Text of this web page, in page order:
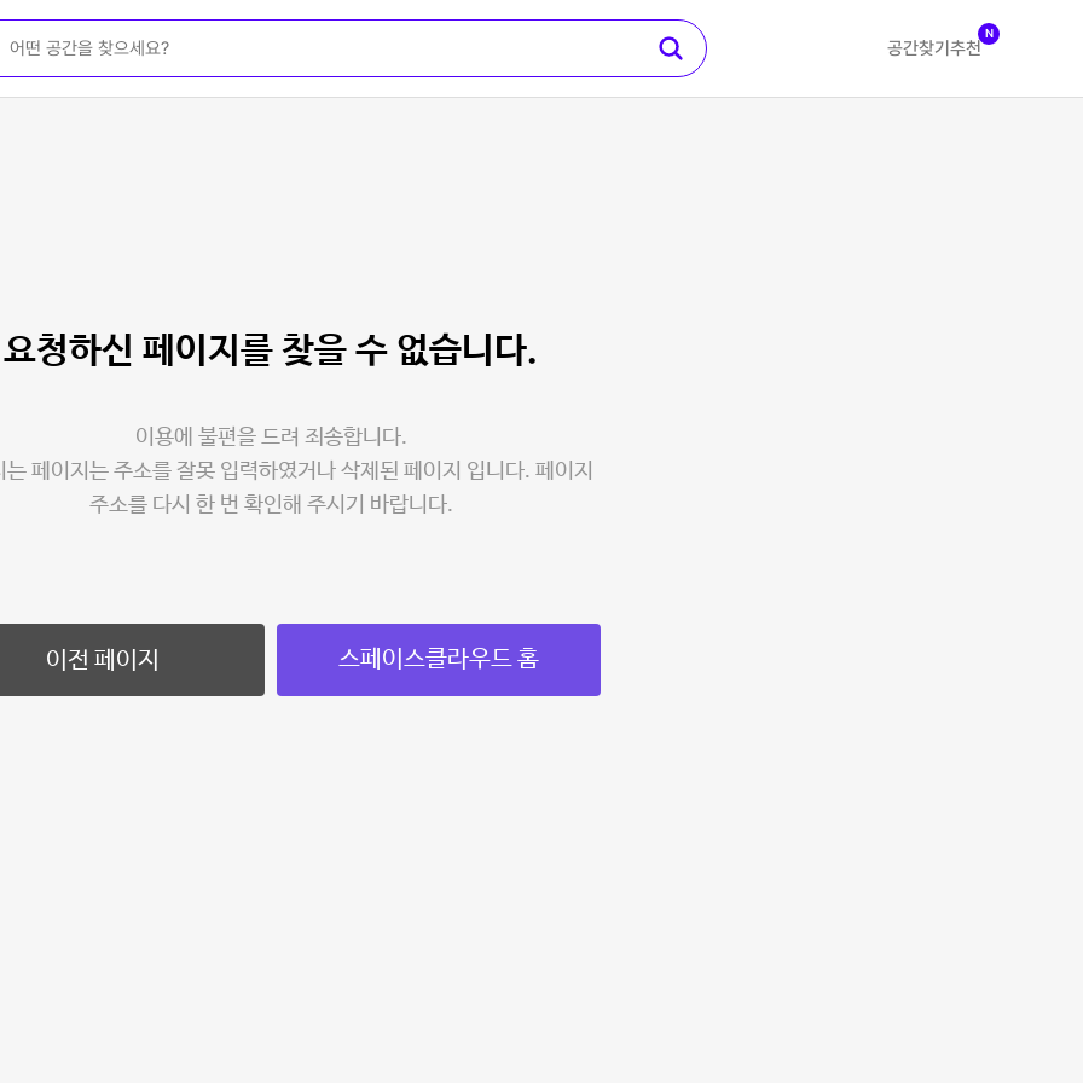
공간찾기 추천
N
요청하신 페이지를 찾을 수 없습니다.
이용에 불편을 드려 죄송합니다.
는 페이지는 주소를 잘못 입력하였거나 삭제된 페이지 입니다. 페이지
주소를 다시 한 번 확인해 주시기 바랍니다.
이전 페이지 스페이스클라우드 홈